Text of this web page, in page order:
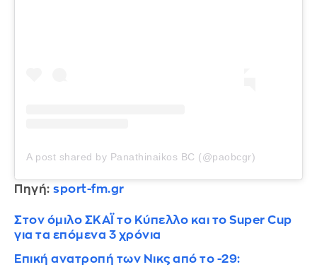
A post shared by Panathinaikos BC (@paobcgr)
Πηγή: sport-fm.gr
Στον όμιλο ΣΚΑΪ το Κύπελλο και το Super Cup
για τα επόμενα 3 χρόνια
Επική ανατροπή των Νικς από το -29: